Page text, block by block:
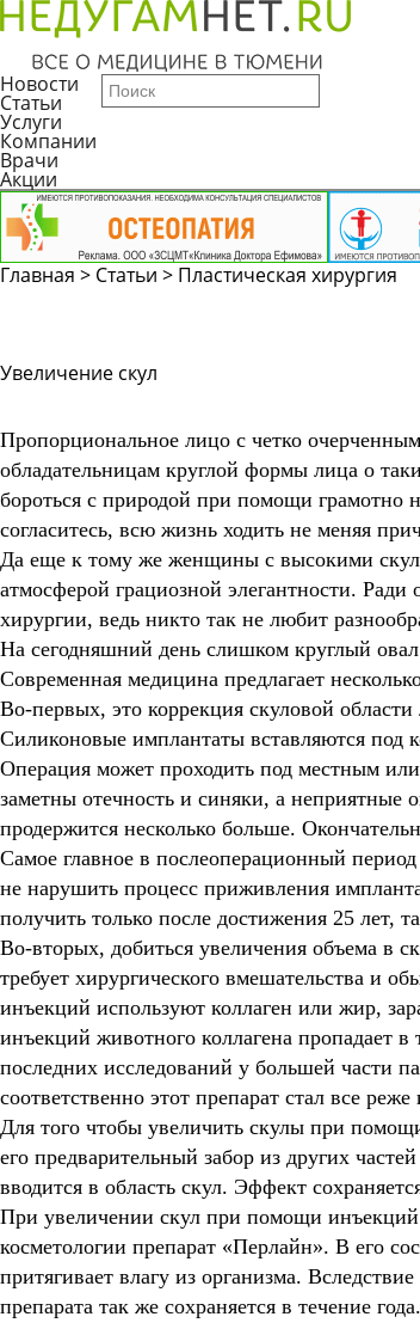
Новости
Статьи
Услуги
Компании
Врачи
Акции
Главная > Статьи > Пластическая хирургия
Увеличение скул
Пропорциональное лицо с четко
обладательницам круглой формы лица о
бороться с природой при помощи грамотно
согласитесь, всю жизнь ходить не меняя
Да еще к тому же женщины с высокими
атмосферой грациозной элегантности.
хирургии, ведь никто так не любит
На сегодняшний день слишком круглый
Современная медицина предлагает
Во-первых, это коррекция скуловой
Силиконовые имплантаты вставляются под
Операция может проходить под местным
заметны отечность и синяки, а
продержится несколько больше.
Самое главное в послеоперационный
не нарушить процесс приживления
получить только после достижения 25 лет,
Во-вторых, добиться увеличения объема в
требует хирургического вмешательства и
инъекций используют коллаген или жир,
инъекций животного коллагена пропадает
последних исследований у большей части
соответственно этот препарат стал все
Для того чтобы увеличить скулы при помощи
его предварительный забор из других
вводится в область скул. Эффект
При увеличении скул при помощи инъекций
косметологии препарат «Перлайн». В его
притягивает влагу из организма.
препарата так же сохраняется в течение года.